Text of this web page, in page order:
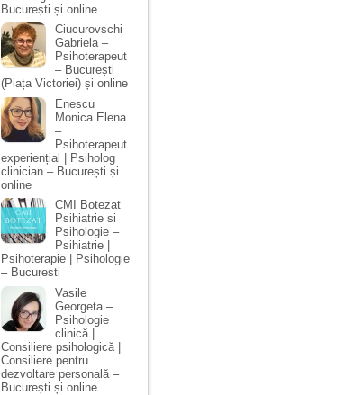
București și online
Ciucurovschi
Gabriela –
Psihoterapeut
– București
(Piața Victoriei) și online
Enescu
Monica Elena
–
Psihoterapeut
experiențial | Psiholog
clinician – București și
online
CMI Botezat
Psihiatrie si
Psihologie –
Psihiatrie |
Psihoterapie | Psihologie
– Bucuresti
Vasile
Georgeta –
Psihologie
clinică |
Consiliere psihologică |
Consiliere pentru
dezvoltare personală –
București și online